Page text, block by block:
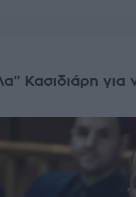
Κασιδιάρη για